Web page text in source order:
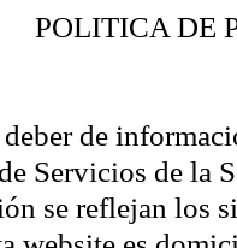
POLITICA DE
de
Servicios de la
se reflejan los